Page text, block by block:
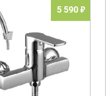
5 590